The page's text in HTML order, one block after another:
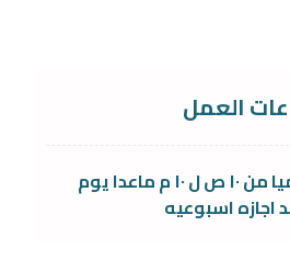
العمل
يوميا من ١٠ ص ل ١٠ م ماعدا يوم
اجازه اسبوعيه